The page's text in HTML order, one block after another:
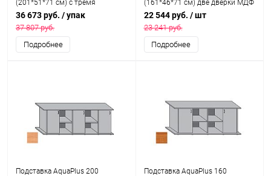
(201*51*71 см) с тремя
дверками ДСП, белое дерево, в
коробке, подходит для модели
аквариума LUX П700
36 673 руб. / упак
37 807 руб.
Подробнее
(161*46*71 см) две дверки МДФ
со стеклами, ольха , собранная,
подходит для модели
аквариума LUX П540
22 544 руб. / шт
23 241 руб.
Подробнее
Подставка AquaPlus 200
Подставка AquaPlus 160